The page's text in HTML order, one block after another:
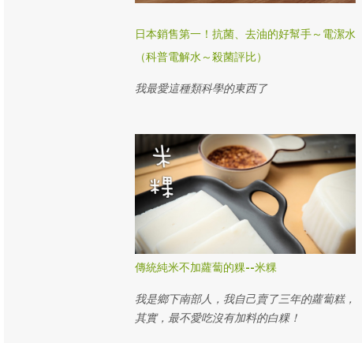
日本銷售第一！抗菌、去油的好幫手～電潔水
（科普電解水～殺菌評比）
我最愛這種類科學的東西了
傳統純米不加蘿蔔的粿--米粿
我是鄉下南部人，我自己賣了三年的蘿蔔糕，
其實，最不愛吃沒有加料的白粿！